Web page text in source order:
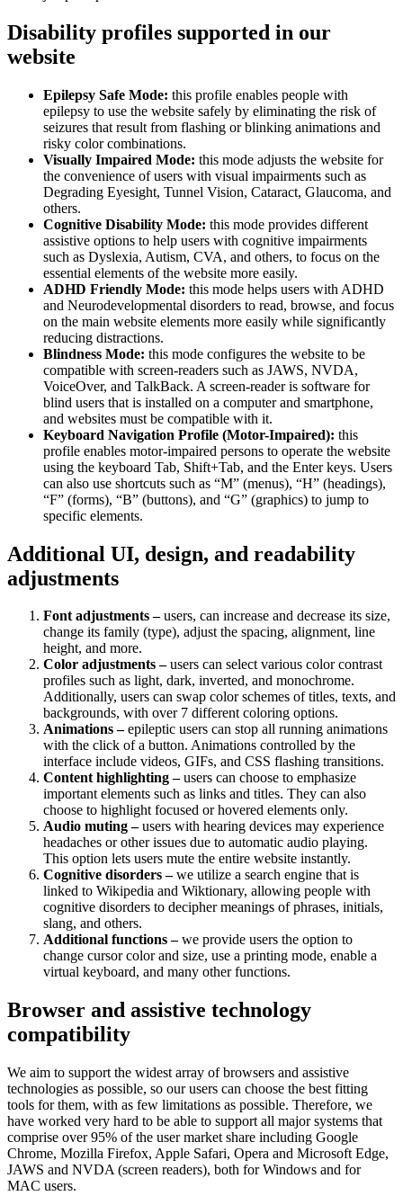
Disability profiles supported in our
website
Epilepsy Safe Mode: this profile enables people with
epilepsy to use the website safely by eliminating the risk of
seizures that result from flashing or blinking animations and
risky color combinations.
Visually Impaired Mode: this mode adjusts the website for
the convenience of users with visual impairments such as
Degrading Eyesight, Tunnel Vision, Cataract, Glaucoma, and
others.
Cognitive Disability Mode: this mode provides different
assistive options to help users with cognitive impairments
such as Dyslexia, Autism, CVA, and others, to focus on the
essential elements of the website more easily.
ADHD Friendly Mode: this mode helps users with ADHD
and Neurodevelopmental disorders to read, browse, and focus
on the main website elements more easily while significantly
reducing distractions.
Blindness Mode: this mode configures the website to be
compatible with screen-readers such as JAWS, NVDA,
VoiceOver, and TalkBack. A screen-reader is software for
blind users that is installed on a computer and smartphone,
and websites must be compatible with it.
Keyboard Navigation Profile (Motor-Impaired): this
profile enables motor-impaired persons to operate the website
using the keyboard Tab, Shift+Tab, and the Enter keys. Users
can also use shortcuts such as “M” (menus), “H” (headings),
“F” (forms), “B” (buttons), and “G” (graphics) to jump to
specific elements.
Additional UI, design, and readability
adjustments
Font adjustments –users, can increase and decrease its size,
change its family (type), adjust the spacing, alignment, line
height, and more.
Color adjustments –users can select various color contrast
profiles such as light, dark, inverted, and monochrome.
Additionally, users can swap color schemes of titles, texts, and
backgrounds, with over 7 different coloring options.
Animations –epileptic users can stop all running animations
with the click of a button. Animations controlled by the
interface include videos, GIFs, and CSS flashing transitions.
Content highlighting –users can choose to emphasize
important elements such as links and titles. They can also
choose to highlight focused or hovered elements only.
Audio muting –users with hearing devices may experience
headaches or other issues due to automatic audio playing.
This option lets users mute the entire website instantly.
Cognitive disorders –we utilize a search engine that is
linked to Wikipedia and Wiktionary, allowing people with
cognitive disorders to decipher meanings of phrases, initials,
slang, and others.
Additional functions –we provide users the option to
change cursor color and size, use a printing mode, enable a
virtual keyboard, and many other functions.
Browser and assistive technology
compatibility
We aim to support the widest array of browsers and assistive
technologies as possible, so our users can choose the best fitting
tools for them, with as few limitations as possible. Therefore, we
have worked very hard to be able to support all major systems that
comprise over 95% of the user market share including Google
Chrome, Mozilla Firefox, Apple Safari, Opera and Microsoft Edge,
JAWS and NVDA (screen readers), both for Windows and for
MAC users.